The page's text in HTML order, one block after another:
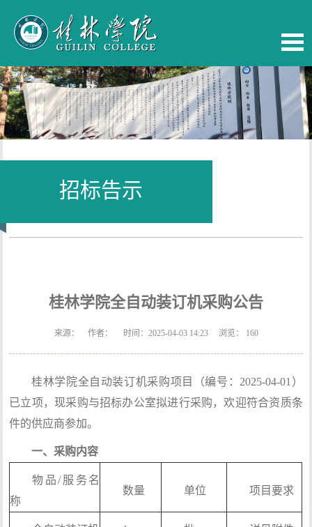
招标告示
当前位置：首页-
桂林学院全自动装订机采购公告
来源： 作者： 时间：2025-04-03 14:23 浏览： 160
桂林学院全自动装订机采购项目（编号：2025-04-01）
已立项，现采购与招标办公室拟进行采购，欢迎符合资质条
件的供应商参加。
一、采购内容
物品/服务名
称
数量 单位 项目要求